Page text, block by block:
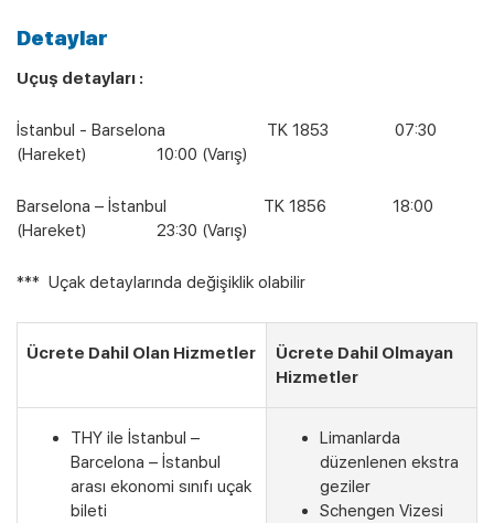
Detaylar
Uçuş detayları :
İstanbul - Barselona TK 1853 07:30
(Hareket) 10:00 (Varış)
Barselona – İstanbul TK 1856
18:00
(Hareket)
23:30 (Varış)
*** Uçak detaylarında değişiklik olabilir
Ücrete Dahil Olan Hizmetler
Ücrete Dahil Olmayan
Hizmetler
THY ile İstanbul –
Barcelona – İstanbul
arası ekonomi sınıfı uçak
bileti
Limanlarda
düzenlenen ekstra
geziler
Schengen Vizesi